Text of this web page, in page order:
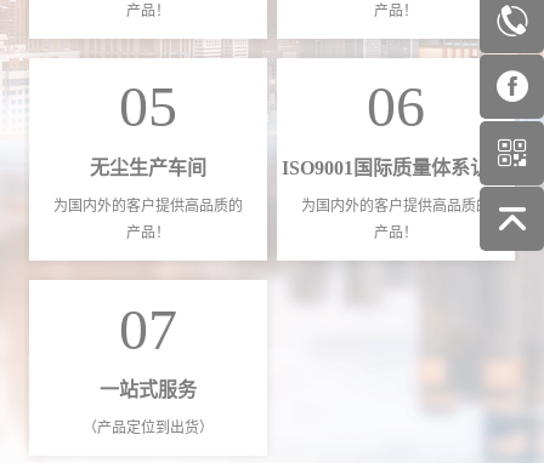
产品！
产品！
05
无尘生产车间
为国内外的客户提供高品质的
产品！
06
ISO9001国际质量体系认证
为国内外的客户提供高品质的
产品！
07
一站式服务
（产品定位到出货）